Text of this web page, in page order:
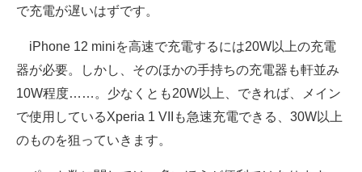
で充電が遅いはずです。
iPhone 12 miniを高速で充電するには20W以上の充電
器が必要。しかし、そのほかの手持ちの充電器も軒並み
10W程度……。少なくとも20W以上、できれば、メイン
で使用しているXperia 1 VIIも急速充電できる、30W以上
のものを狙っていきます。